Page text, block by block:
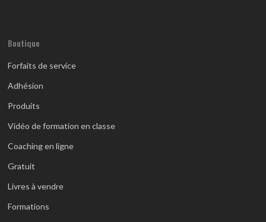
Boutique
Forfaits de service
Adhésion
Produits
Vidéo de formation en classe
Coaching en ligne
Gratuit
Livres à vendre
Formations